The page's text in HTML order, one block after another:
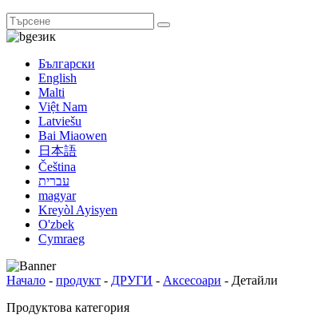
език
Български
English
Malti
Việt Nam
Latviešu
Bai Miaowen
日本語
Čeština
עברית
magyar
Kreyòl Ayisyen
O'zbek
Cymraeg
Начало - продукт - ДРУГИ - Аксесоари - Детайли
Продуктова категория